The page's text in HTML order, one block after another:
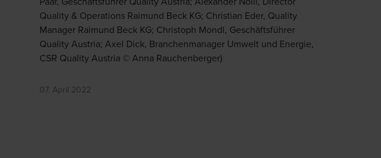
Quality & Operations Raimund Beck KG; Christian Eder, Quality
Manager Raimund Beck KG; Christoph Mondl, Geschäftsführer
Quality Austria; Axel Dick, Branchenmanager Umwelt und Energie,
CSR Quality Austria © Anna Rauchenberger)
07. April 2022